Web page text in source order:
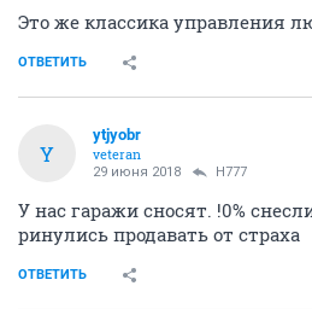
Это же классика управления
ОТВЕТИТЬ
Y
ytjyobr
veteran
29 июня 2018 H777
У нас гаражи сносят. !0%
ринулись продавать от страха
ОТВЕТИТЬ